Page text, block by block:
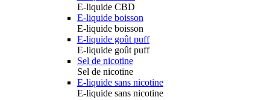
E-liquide CBD
E-liquide boisson
E-liquide boisson
E-liquide goût puff
E-liquide goût puff
Sel de nicotine
Sel de nicotine
E-liquide sans nicotine
E-liquide sans nicotine